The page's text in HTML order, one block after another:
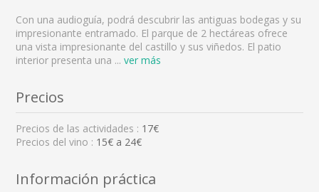
Con una audioguía, podrá descubrir las antiguas bodegas y su
impresionante entramado. El parque de 2 hectáreas ofrece
una vista impresionante del castillo y sus viñedos. El patio
interior presenta una ... ver más
Precios
Precios de las actividades : 17€
Precios del vino : 15€ a 24€
Información práctica